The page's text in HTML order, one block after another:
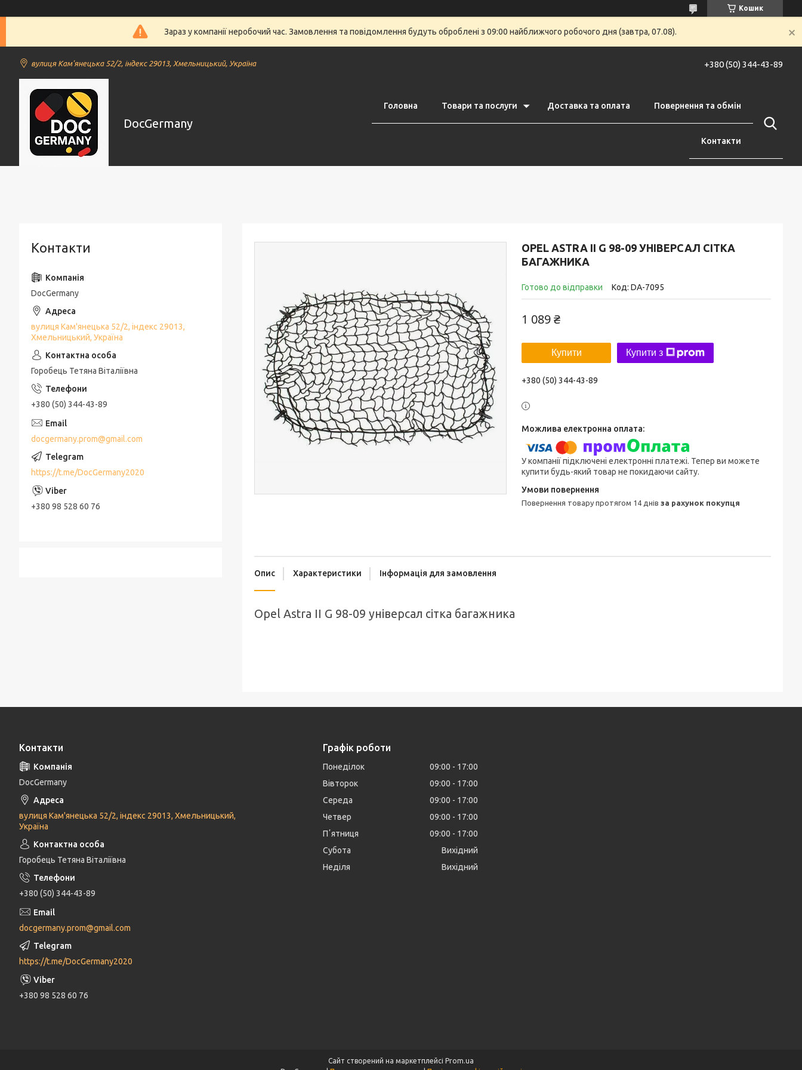
Кошик
Зараз у компанії неробочий час. Замовлення та повідомлення будуть оброблені з 09:00 найближчого робочого дня (завтра, 07.08).
вулиця Кам'янецька 52/2, індекс 29013, Хмельницький, Україна +380 (50) 344-43-89
DocGermany
Головна Товари та послуги Доставка та оплата Повернення та обмін
Контакти
OPEL ASTRA II G 98-09 УНІВЕРСАЛ СІТКА
БАГАЖНИКА
Готово до відправки Код: DA-7095
1 089 ₴
Купити Купити з
+380 (50) 344-43-89
У компанії підключені електронні платежі. Тепер ви можете
купити будь-який товар не покидаючи сайту.
повернення товару протягом 14 днів за рахунок покупця
Опис Характеристики Інформація для замовлення
Opel Astra II G 98-09 універсал сітка багажника
Контакти
DocGermany
вулиця Кам'янецька 52/2, індекс 29013,
Хмельницький, Україна
Горобець Тетяна Віталіївна
+380 (50) 344-43-89
docgermany.prom@gmail.com
https://t.me/DocGermany2020
+380 98 528 60 76
Контакти
DocGermany
вулиця Кам'янецька 52/2, індекс 29013, Хмельницький,
Україна
Горобець Тетяна Віталіївна
+380 (50) 344-43-89
docgermany.prom@gmail.com
https://t.me/DocGermany2020
+380 98 528 60 76
Графік роботи
Понеділок 09:00
17:00
Вівторок
09:00
17:00
Середа
09:00
17:00
Четвер
09:00
17:00
Пʼятниця
09:00
17:00
Субота
Вихідний
Неділя
Вихідний
Сайт створений на маркетплейсі Prom.ua